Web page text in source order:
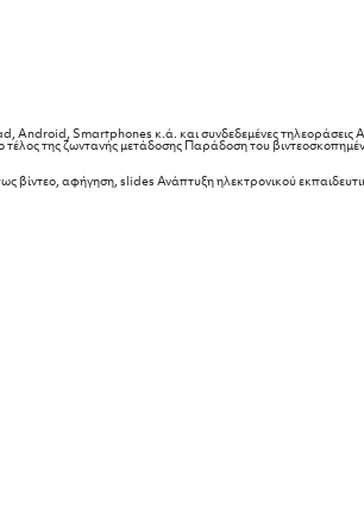
Android, Smartphones κ.ά. και συνδεδεμένες
της ζωντανής μετάδοσης Παράδοση του
βίντεο, αφήγηση, slides Ανάπτυξη ηλεκτρονικού